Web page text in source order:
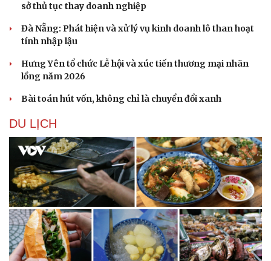
Du lịch
Tư vấn
Săn Tour
check-in
Podcast
Câu chuyện thời sự
Đọc truyện đêm khuya
Cửa sổ tình yêu
Kể chuyện cho bé
sở thủ tục thay doanh nghiệp
Đà Nẵng: Phát hiện và xử lý vụ kinh doanh lô than hoạt
tính nhập lậu
Hưng Yên tổ chức Lễ hội và xúc tiến thương mại nhãn
lồng năm 2026
Bài toán hút vốn, không chỉ là chuyển đổi xanh
DU LỊCH